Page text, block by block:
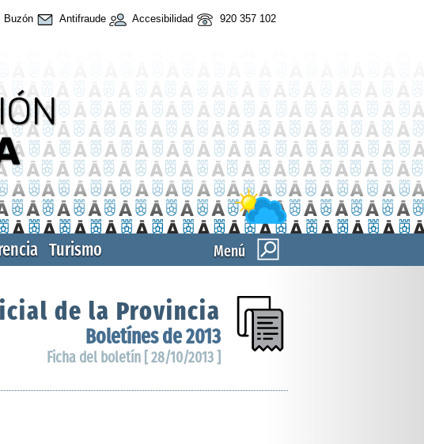
Buzón Antifraude Accesibilidad 920 357 102
Menú
Turismo
de la Provincia
Boletínes de 2013
Ficha del boletín [ 28/10/2013 ]